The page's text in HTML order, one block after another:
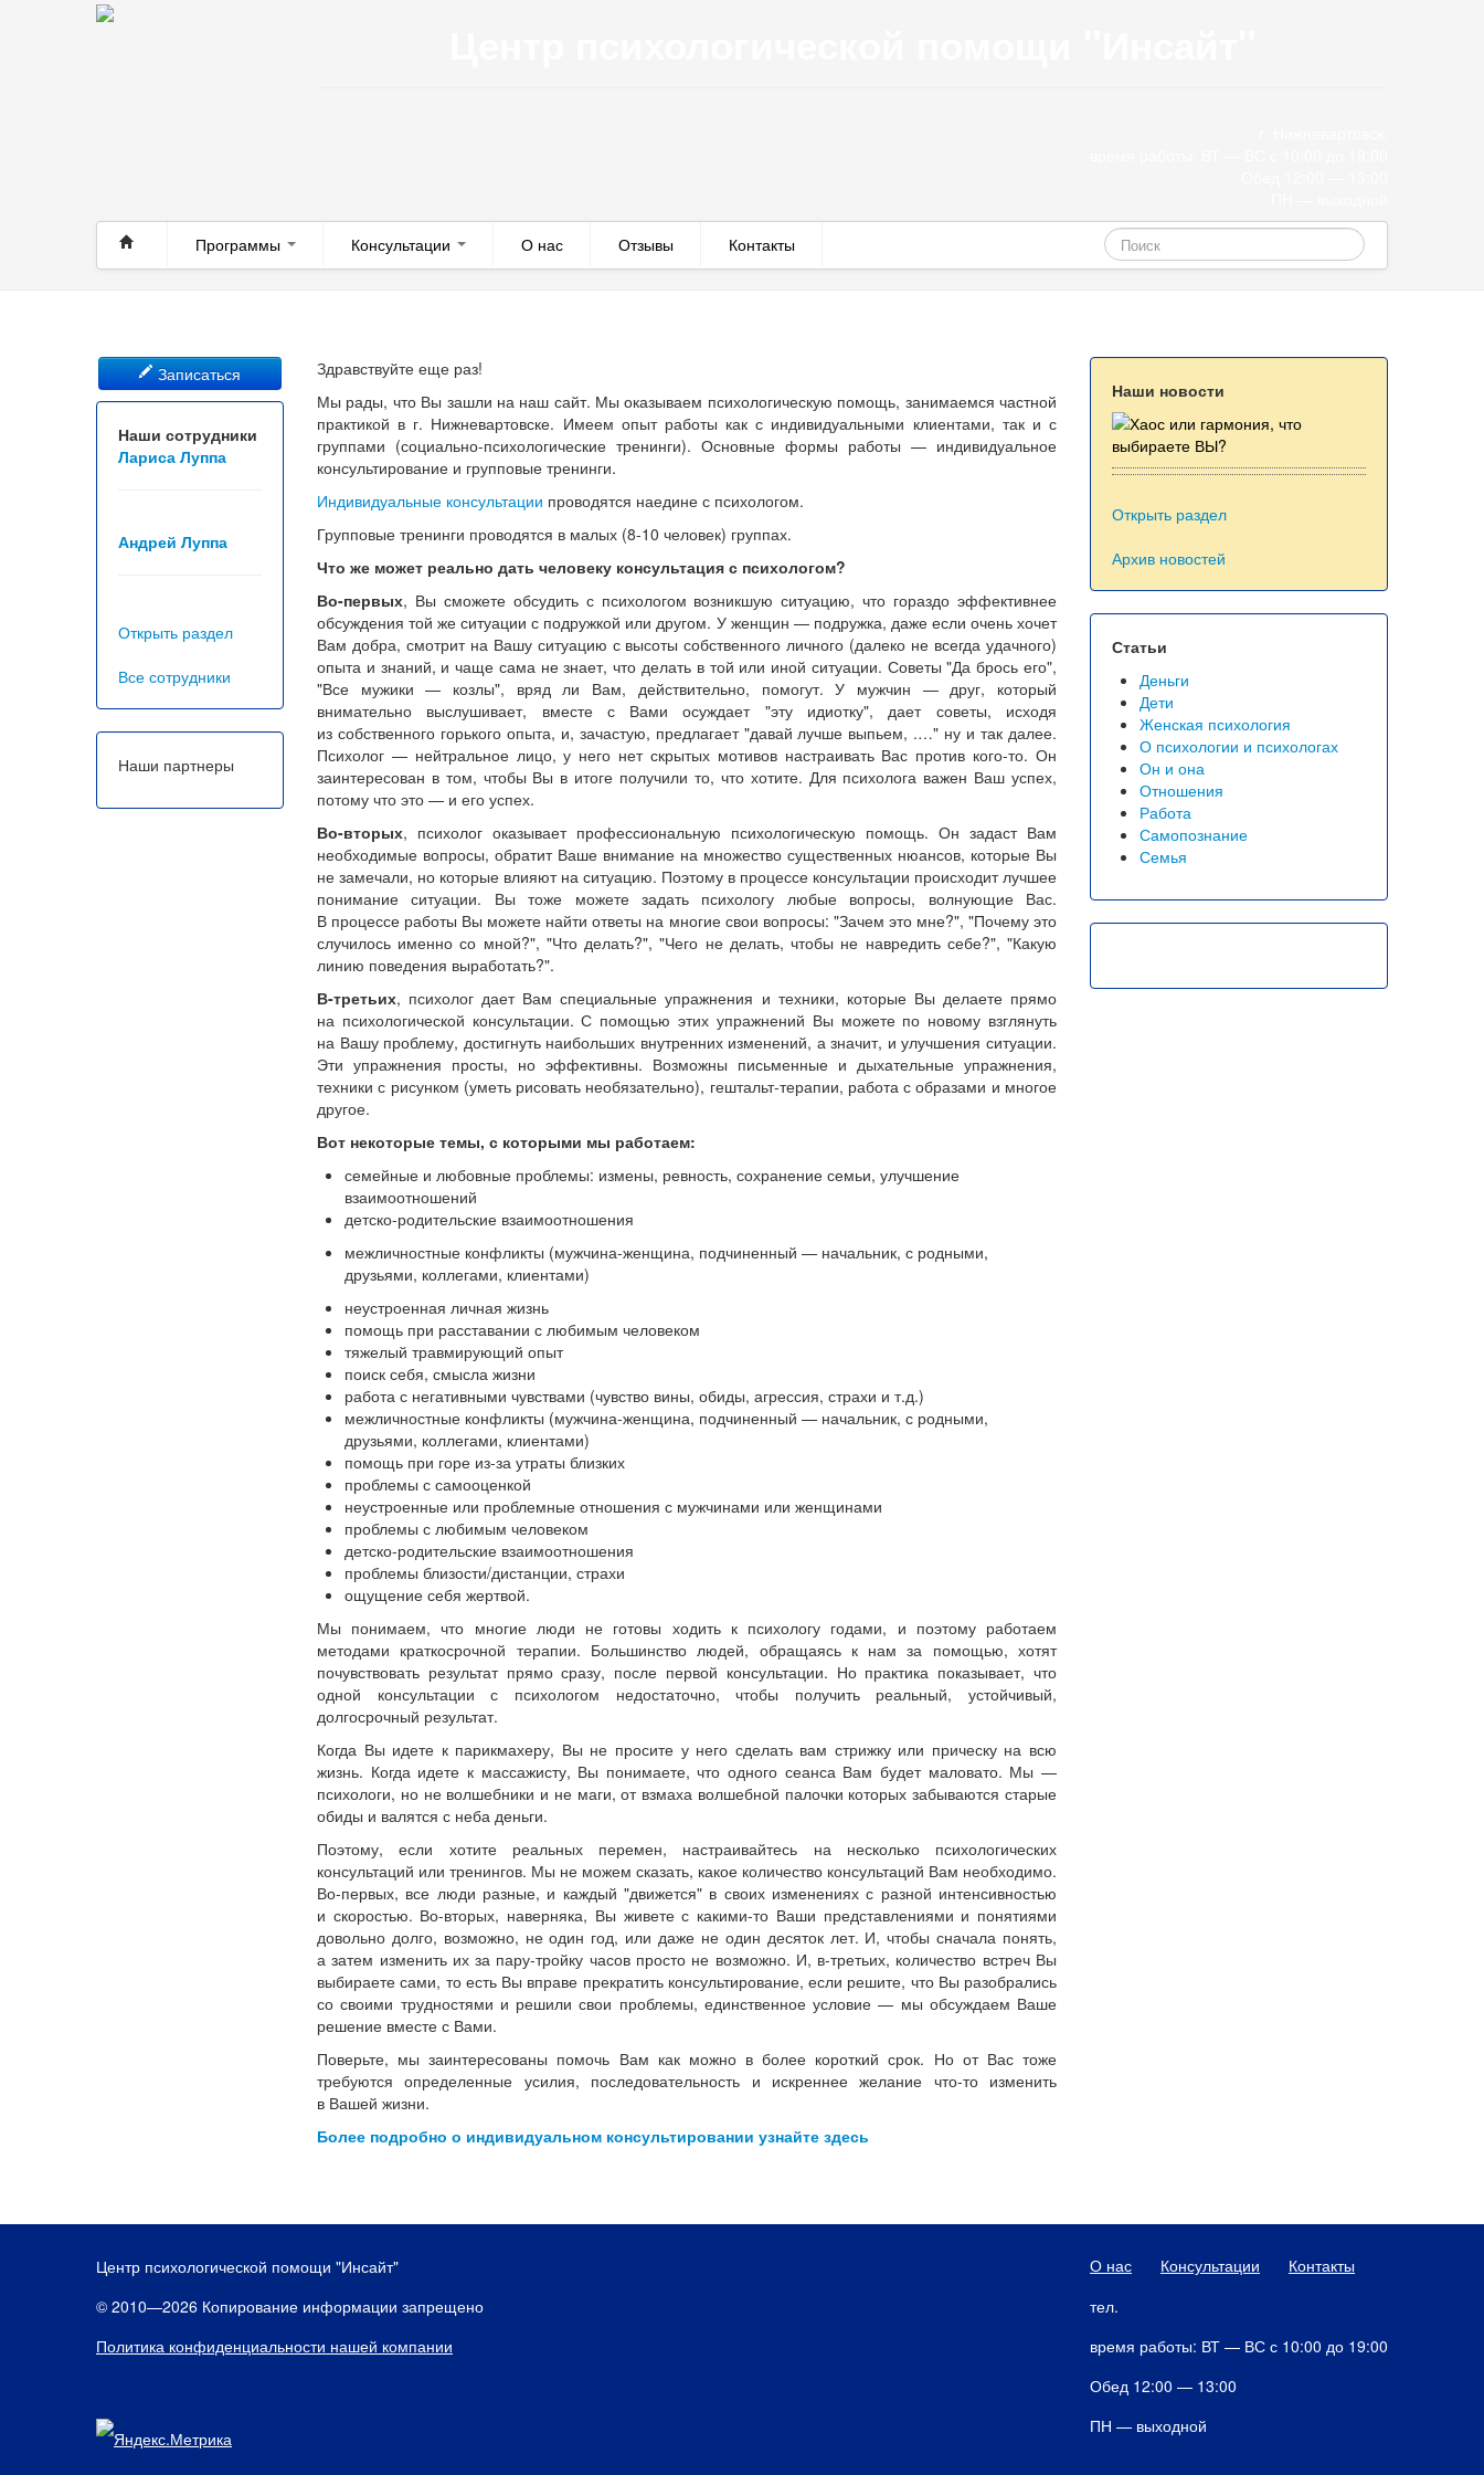
Программы Консультации О нас Отзывы Контакты
Записаться
Наши сотрудники
Лариса Луппа
Андрей Луппа
Открыть раздел
Все сотрудники
Наши партнеры
Здравствуйте еще раз!
Мы рады, что Вы зашли на наш сайт. Мы оказываем психологическую помощь, занимаемся частной
практикой в г. Нижневартовске. Имеем опыт работы как с индивидуальными клиентами, так и с
группами (социально-психологические тренинги). Основные формы работы — индивидуальное
консультирование и групповые тренинги.
Индивидуальные консультации проводятся наедине с психологом.
Групповые тренинги проводятся в малых (8-10 человек) группах.
Что же может реально дать человеку консультация с психологом?
Во-первых, Вы сможете обсудить с психологом возникшую ситуацию, что гораздо эффективнее
обсуждения той же ситуации с подружкой или другом. У женщин — подружка, даже если очень хочет
Вам добра, смотрит на Вашу ситуацию с высоты собственного личного (далеко не всегда удачного)
опыта и знаний, и чаще сама не знает, что делать в той или иной ситуации. Советы "Да брось его",
"Все мужики — козлы", вряд ли Вам, действительно, помогут. У мужчин — друг, который
внимательно выслушивает, вместе с Вами осуждает "эту идиотку", дает советы, исходя
из собственного горького опыта, и, зачастую, предлагает "давай лучше выпьем, .…" ну и так далее.
Психолог — нейтральное лицо, у него нет скрытых мотивов настраивать Вас против кого-то. Он
заинтересован в том, чтобы Вы в итоге получили то, что хотите. Для психолога важен Ваш успех,
потому что это — и его успех.
Во-вторых, психолог оказывает профессиональную психологическую помощь. Он задаст Вам
необходимые вопросы, обратит Ваше внимание на множество существенных нюансов, которые Вы
не замечали, но которые влияют на ситуацию. Поэтому в процессе консультации происходит лучшее
понимание ситуации. Вы тоже можете задать психологу любые вопросы, волнующие Вас.
В процессе работы Вы можете найти ответы на многие свои вопросы: "Зачем это мне?", "Почему это
случилось именно со мной?", "Что делать?", "Чего не делать, чтобы не навредить себе?", "Какую
линию поведения выработать?".
В-третьих, психолог дает Вам специальные упражнения и техники, которые Вы делаете прямо
на психологической консультации. С помощью этих упражнений Вы можете по новому взглянуть
на Вашу проблему, достигнуть наибольших внутренних изменений, а значит, и улучшения ситуации.
Эти упражнения просты, но эффективны. Возможны письменные и дыхательные упражнения,
техники с рисунком (уметь рисовать необязательно), гештальт-терапии, работа с образами и многое
другое.
Вот некоторые темы, с которыми мы работаем:
семейные и любовные проблемы: измены, ревность, сохранение семьи, улучшение
взаимоотношений
детско-родительские взаимоотношения
межличностные конфликты (мужчина-женщина, подчиненный — начальник, с родными,
друзьями, коллегами, клиентами)
неустроенная личная жизнь
помощь при расставании с любимым человеком
тяжелый травмирующий опыт
поиск себя, смысла жизни
работа с негативными чувствами (чувство вины, обиды, агрессия, страхи и т.д.)
межличностные конфликты (мужчина-женщина, подчиненный — начальник, с родными,
друзьями, коллегами, клиентами)
помощь при горе из-за утраты близких
проблемы с самооценкой
неустроенные или проблемные отношения с мужчинами или женщинами
проблемы с любимым человеком
детско-родительские взаимоотношения
проблемы близости/дистанции, страхи
ощущение себя жертвой.
Мы понимаем, что многие люди не готовы ходить к психологу годами, и поэтому работаем
методами краткосрочной терапии. Большинство людей, обращаясь к нам за помощью, хотят
почувствовать результат прямо сразу, после первой консультации. Но практика показывает, что
одной консультации с психологом недостаточно, чтобы получить реальный, устойчивый,
долгосрочный результат.
Когда Вы идете к парикмахеру, Вы не просите у него сделать вам стрижку или прическу на всю
жизнь. Когда идете к массажисту, Вы понимаете, что одного сеанса Вам будет маловато. Мы —
психологи, но не волшебники и не маги, от взмаха волшебной палочки которых забываются старые
обиды и валятся с неба деньги.
Поэтому, если хотите реальных перемен, настраивайтесь на несколько психологических
консультаций или тренингов. Мы не можем сказать, какое количество консультаций Вам необходимо.
Во-первых, все люди разные, и каждый "движется" в своих изменениях с разной интенсивностью
и скоростью. Во-вторых, наверняка, Вы живете с какими-то Ваши представлениями и понятиями
довольно долго, возможно, не один год, или даже не один десяток лет. И, чтобы сначала понять,
а затем изменить их за пару-тройку часов просто не возможно. И, в-третьих, количество встреч Вы
выбираете сами, то есть Вы вправе прекратить консультирование, если решите, что Вы разобрались
со своими трудностями и решили свои проблемы, единственное условие — мы обсуждаем Ваше
решение вместе с Вами.
Поверьте, мы заинтересованы помочь Вам как можно в более короткий срок. Но от Вас тоже
требуются определенные усилия, последовательность и искреннее желание что-то изменить
в Вашей жизни.
Более подробно о индивидуальном консультировании узнайте здесь
Наши новости
Открыть раздел
Архив новостей
Статьи
Деньги
Дети
Женская психология
О психологии и психологах
Он и она
Отношения
Работа
Самопознание
Семья
Центр психологической помощи "Инсайт"
© 2010—2026 Копирование информации запрещено
Политика конфиденциальности нашей компании
О нас Консультации
Контакты
тел.
время работы: ВТ — ВС с 10:00 до 19:00
Обед 12:00 — 13:00
ПН — выходной